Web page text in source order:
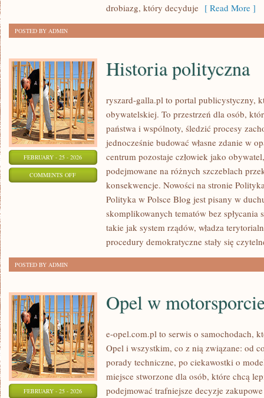
drobiazg, który decyduje [ Read More ]
POSTED BY ADMIN
FEBRUARY - 25 - 2026
COMMENTS OFFON
POLITYCZNA
Historia polityczna
ryszard-galla.pl to portal publicystyczny,
obywatelskiej. To przestrzeń dla osób,
państwa i wspólnoty, śledzić procesy
jednocześnie budować własne zdanie w
centrum pozostaje człowiek jako
podejmowane na różnych szczeblach
konsekwencje. Nowości na stronie
Polityka w Polsce Blog jest pisany w
skomplikowanych tematów bez spłycania
takie jak system rządów, władza
procedury demokratyczne stały się
POSTED BY ADMIN
FEBRUARY - 25 - 2026
Opel w
e-opel.com.pl to serwis o samochodach,
Opel i wszystkim, co z nią związane: od
porady techniczne, po ciekawostki o
miejsce stworzone dla osób, które chcą
podejmować trafniejsze decyzje